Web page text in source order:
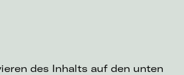
des Inhalts auf den unten